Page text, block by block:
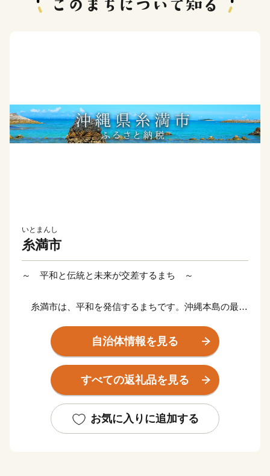
いとまんし
糸満市
～ 平和と伝統と未来が交差するまち ～
糸満市は、平和を発信するまちです。沖縄本島の最南
の塔や平和祈念公園をはじめ、各都道府県の慰霊碑が多
数存在するなど平和の尊さと戦争の悲惨さを発信するま
ちで、修学旅行など平和学習の場となっています。
レーや糸満大綱引をはじめ、ウシデーク、棒術、エイサ
ーなどの伝統行事が各字に息づき、また全国でも珍しい
自治体情報を見る
すべての返礼品を見る
お気に入りに追加する